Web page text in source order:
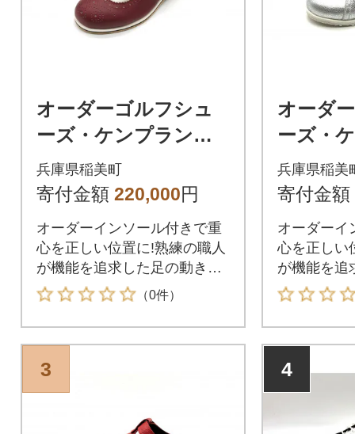
オーダーゴルフシュ
ーズ・ケンプランタ
ー #101クラシック
チャッカータイプ
兵庫県稲美町
寄付金額 220,000円
オーダーインソール付きで重
心を正しい位置に!熟練の職人
が機能を追求した足の動きを
サポートする1足です
（0件）
オーダ
ーズ・
ー
タイプ
兵庫県稲美
寄付金額
オーダーイ
心を正しい
が機能を追
サポートす
3 4